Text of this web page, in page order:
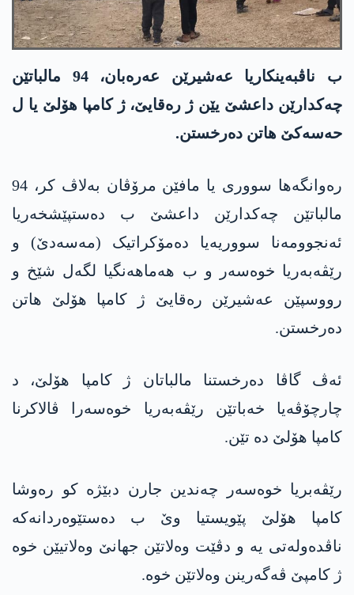
ب ناڤبەینکاریا عەشیرێن عەرەبان، 94 مالباتێن
چەکدارێن داعشێ یێن ژ رەقایێ، ژ کامپا ھۆلێ یا ل
حەسەکێ ھاتن دەرخستن.
رەوانگەھا سووری یا مافێن مرۆڤان بەلاڤ کر، 94
مالباتێن چەکدارێن داعشێ ب دەستپێشخەریا
ئەنجوومەنا سووریەیا دەمۆکراتیک (مەسەدێ) و
رێڤەبەریا خوەسەر و ب ھەماھەنگیا لگەل شێخ و
رووسپێن عەشیرێن رەقایێ ژ کامپا ھۆلێ ھاتن
دەرخستن.
ئەڤ گاڤا دەرخستنا مالباتان ژ کامپا ھۆلێ، د
چارچۆڤەیا خەباتێن رێڤەبەریا خوەسەرا ڤالاکرنا
کامپا ھۆلێ دە تێن.
رێڤەبریا خوەسەر چەندین جارن دبێژە کو رەوشا
کامپا ھۆلێ پێویستیا وێ ب دەستێوەردانەکە
ناڤدەولەتی یە و دڤێت وەلاتێن جھانێ وەلاتیێن خوە
ژ کامپێ ڤەگەرینن وەلاتێن خوە.